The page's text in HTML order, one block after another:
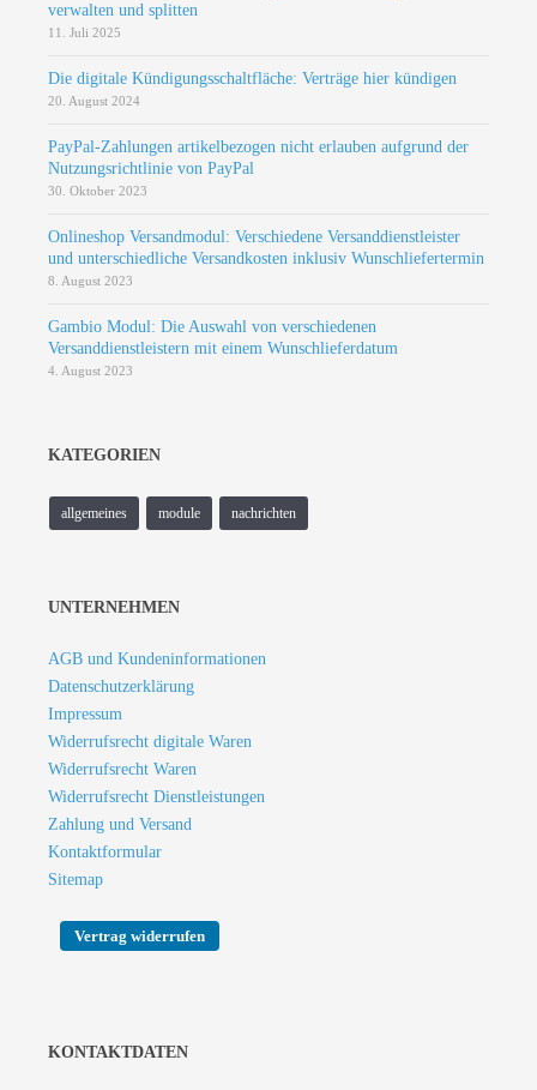
verwalten und splitten
11. Juli 2025
Die digitale Kündigungsschaltfläche: Verträge hier kündigen
20. August 2024
PayPal-Zahlungen artikelbezogen nicht erlauben aufgrund der
Nutzungsrichtlinie von PayPal
30. Oktober 2023
Onlineshop Versandmodul: Verschiedene Versanddienstleister
und unterschiedliche Versandkosten inklusiv Wunschliefertermin
8. August 2023
Gambio Modul: Die Auswahl von verschiedenen
Versanddienstleistern mit einem Wunschlieferdatum
4. August 2023
KATEGORIEN
allgemeines module nachrichten
UNTERNEHMEN
AGB und Kundeninformationen
Datenschutzerklärung
Impressum
Widerrufsrecht digitale Waren
Widerrufsrecht Waren
Widerrufsrecht Dienstleistungen
Zahlung und Versand
Kontaktformular
Sitemap
KONTAKTDATEN